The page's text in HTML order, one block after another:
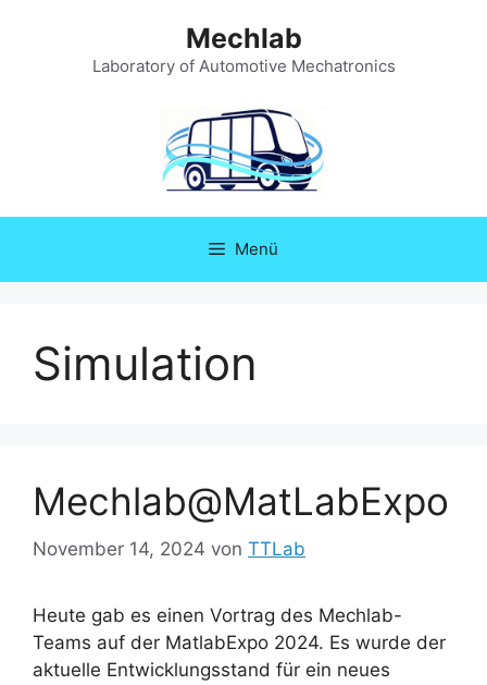
Mechlab
Laboratory of Automotive Mechatronics
Menü
Simulation
Mechlab@MatLabExpo
November 14, 2024 von TTLab
Heute gab es einen Vortrag des Mechlab-
Teams auf der MatlabExpo 2024. Es wurde der
aktuelle Entwicklungsstand für ein neues